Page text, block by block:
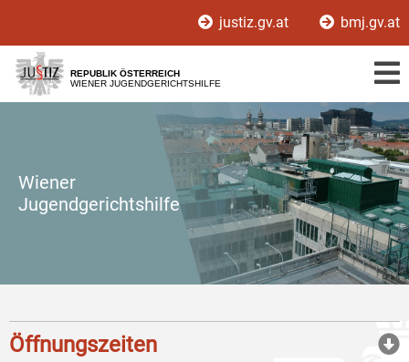
[1]
[2]
justiz.gv.at bmj.gv.at
REPUBLIK ÖSTERREICH
WIENER JUGENDGERICHTSHILFE
Wiener
Jugendgerichtshilfe
Öffnungszeiten